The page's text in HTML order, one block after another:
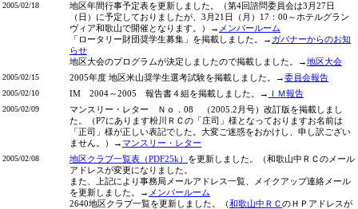
2005/02/18
地区年間行事予定表を更新しました。（第4回諮問委員会は3月27日
（日）に予定しておりましたが、3月21日（月）17：00～ホテルグラン
ヴィア和歌山で開催となります。）→ メンバールーム
「ロータリー財団奨学生募集」を掲載しました。→ ガバナーからのお知
らせ
地区大会のプログラムが決定しましたので掲載しました。→地区大会
2005/02/15 2005年度 地区米山奨学生選考試験を掲載しました。→委員会報告
2005/02/10 IM 2004～2005 報告書４組を掲載しました。→ ＩＭ報告
2005/02/09
マンスリー・レター Ｎｏ．08 （2005.2月号）改訂版を掲載しまし
た。（P7にあります粉川ＲＣの「庄司」様となっておりますお名前は
「正司」様が正しい表記でした。大変ご迷惑をおかけし、申し訳ござい
ません。）→マンスリー・レター
2005/02/08 地区クラブ一覧表（PDF25k） を更新しました。（和歌山中ＲＣのメール
アドレスが変更になりました。
また、上記により事務局メールアドレス一覧、メイクアップ連絡メール
を更新しました。→ メンバールーム
2640地区クラブ一覧を更新しました。（和歌山中ＲＣのＨＰアドレスが